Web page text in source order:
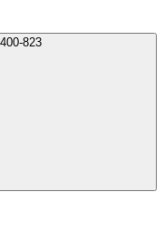
+7 (4012) 400-823